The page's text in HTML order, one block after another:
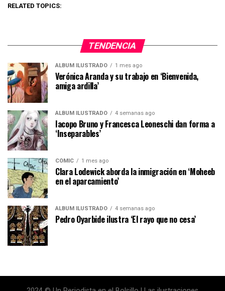
RELATED TOPICS:
TENDENCIA
ÁLBUM ILUSTRADO 1 mes ago
Verónica Aranda y su trabajo en ‘Bienvenida,
amiga ardilla’
ÁLBUM ILUSTRADO 4 semanas ago
Iacopo Bruno y Francesca Leoneschi dan forma a
‘Inseparables’
CÓMIC 1 mes ago
Clara Lodewick aborda la inmigración en ‘Moheeb
en el aparcamiento’
ÁLBUM ILUSTRADO 4 semanas ago
Pedro Oyarbide ilustra ‘El rayo que no cesa’